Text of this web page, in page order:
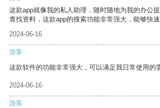
这款app就像我的私人助理，随时随地为我的办公
查找资料，这款app的搜索功能非常强大，能够快速
2024-06-16
游客
这款软件的功能非常强大，可以满足我日常使用的
2024-06-16
游客